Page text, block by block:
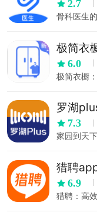
2.7
骨科医生
极简衣
6.0
极简衣橱
罗湖
7.3
家园到天
猎聘
6.9
猎聘：高